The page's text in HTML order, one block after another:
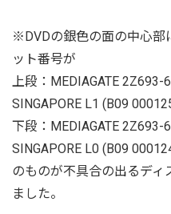
※DVDの銀色の面の中心部
ット番号が
上段：MEDIAGATE 2Z693-
SINGAPORE L1 (B09
下段：MEDIAGATE 2Z693-
SINGAPORE L0 (B09
のものが不具合の出るディ
ました。